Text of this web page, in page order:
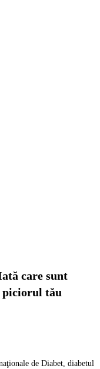
care sunt
piciorul tău
de Diabet, diabetul